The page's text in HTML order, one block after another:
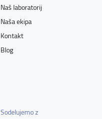
Naš laboratorij
Naša ekipa
Kontakt
Blog
Sodelujemo z